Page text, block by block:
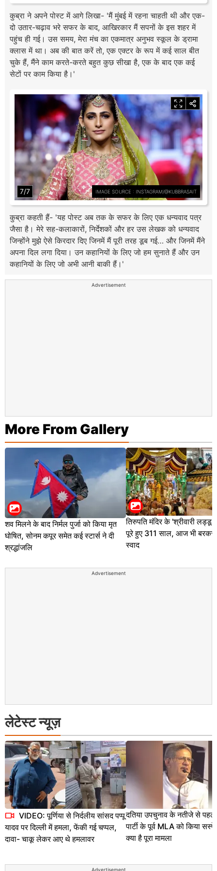
कुब्रा ने अपने पोस्ट में आगे लिखा- 'मैं मुंबई में रहना चाहती थी और एक-
दो उतार-चढ़ाव भरे सफर के बाद, आखिरकार मैं सपनों के इस शहर में
पहुंच ही गई। उस समय, मेरा मंच का एकमात्र अनुभव स्कूल के ड्रामा
क्लास में था। अब की बात करें तो, एक एक्टर के रूप में कई साल बीत
चुके हैं, मैंने काम करते-करते बहुत कुछ सीखा है, एक के बाद एक कई
सेटों पर काम किया है।'
7/7 IMAGE SOURCE : INSTAGRAM/@KUBBRASAIT
कुब्रा कहती हैं- 'यह पोस्ट अब तक के सफर के लिए एक धन्यवाद पत्र
जैसा है। मेरे सह-कलाकारों, निर्देशकों और हर उस लेखक को धन्यवाद
जिन्होंने मुझे ऐसे किरदार दिए जिनमें मैं पूरी तरह डूब गई… और जिनमें मैंने
अपना दिल लगा दिया। उन कहानियों के लिए जो हम सुनाते हैं और उन
कहानियों के लिए जो अभी आनी बाकी हैं।'
Advertisement
More From Gallery
शव मिलने के बाद निर्मल पुर्जा को किया मृत
घोषित, सोनम कपूर समेत कई स्टार्स ने दी
श्रद्धांजलि
तिरुपति मंदिर के 'श्रीवारी लड्डू
पूरे हुए 311 साल, आज भी
स्वाद
Advertisement
लेटेस्ट न्यूज़
VIDEO: पूर्णिया से निर्दलीय सांसद पप्पू
यादव पर दिल्ली में हमला, फेंकी गई चप्पल,
दावा- चाकू लेकर आए थे हमलावर
दतिया उपचुनाव के नतीजे से
पार्टी के पूर्व MLA को किया
क्या है पूरा मामला
Advertisement